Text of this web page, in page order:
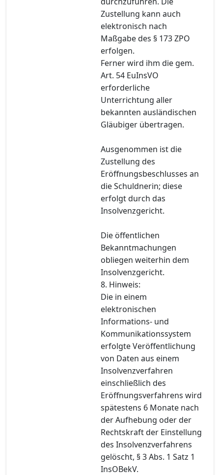
Zustellung kann auch
elektronisch nach
Maßgabe des § 173 ZPO
erfolgen.
Ferner wird ihm die gem.
Art. 54 EuInsVO
erforderliche
Unterrichtung aller
bekannten ausländischen
Gläubiger übertragen.
Ausgenommen ist die
Zustellung des
Eröffnungsbeschlusses an
die Schuldnerin; diese
erfolgt durch das
Insolvenzgericht.
Die öffentlichen
Bekanntmachungen
obliegen weiterhin dem
Insolvenzgericht.
8. Hinweis:
Die in einem
elektronischen
Informations- und
Kommunikationssystem
erfolgte Veröffentlichung
von Daten aus einem
Insolvenzverfahren
einschließlich des
Eröffnungsverfahrens wird
spätestens 6 Monate nach
der Aufhebung oder der
Rechtskraft der Einstellung
des Insolvenzverfahrens
gelöscht, § 3 Abs. 1 Satz 1
InsOBekV.